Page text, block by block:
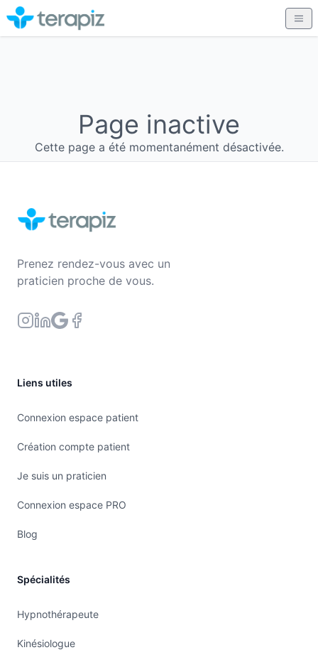
Page inactive
Cette page a été momentanément désactivée.
Prenez rendez-vous avec un
praticien proche de vous.
Liens utiles
Connexion espace patient
Création compte patient
Je suis un praticien
Connexion espace PRO
Blog
Spécialités
Hypnothérapeute
Kinésiologue